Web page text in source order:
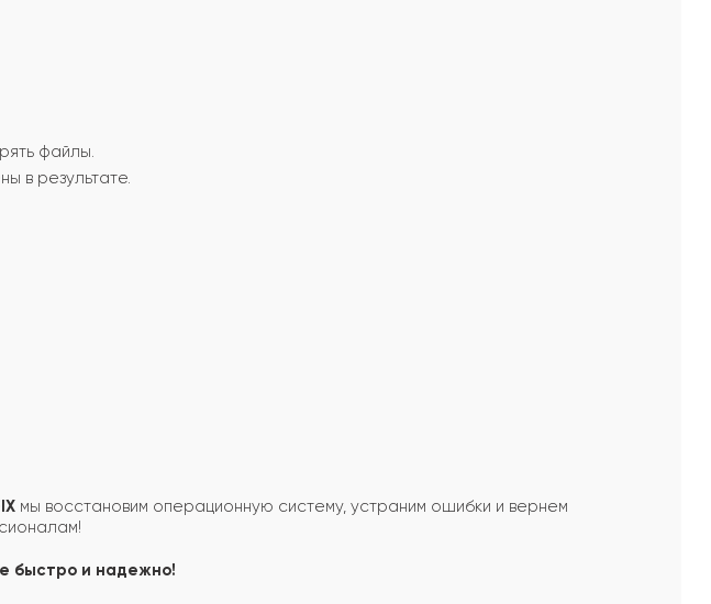
файлы.
в результате.
мы восстановим операционную систему, устраним ошибки и вернем
быстро и надежно!